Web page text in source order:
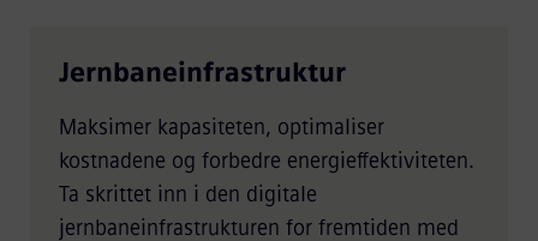
Jernbaneinfrastruktur
Maksimer kapasiteten, optimaliser
kostnadene og forbedre energieffektiviteten.
Ta skrittet inn i den digitale
jernbaneinfrastrukturen for fremtiden med